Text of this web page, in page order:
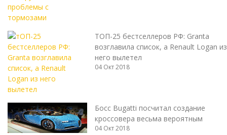
ТОП-25 бестселлеров РФ: Granta
возглавила список, а Renault Logan из
него вылетел
04 Окт 2018
Босс Bugatti посчитал создание
кроссовера весьма вероятным
04 Окт 2018